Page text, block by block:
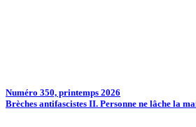
Numéro 350, printemps 2026
Brèches antifascistes II. Personne ne lâche la